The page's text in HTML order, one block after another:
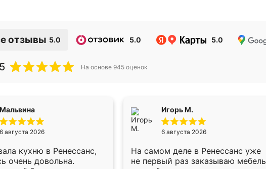
отзывы 5.0 5.0 5.0
На основе 945 оценок
Мальвина
6 августа 2026
кухню в Ренессанс,
очень довольна.
Игорь М.
6 августа 2026
На самом деле в Ренессанс уже
не первый раз заказываю мебель